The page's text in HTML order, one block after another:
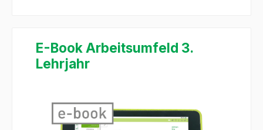
E-Book Arbeitsumfeld 3.
Lehrjahr
Salta la galleria di immagini